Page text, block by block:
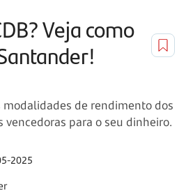
Veja como
modalidades de rendimento dos
vencedoras para o seu dinheiro.
2025